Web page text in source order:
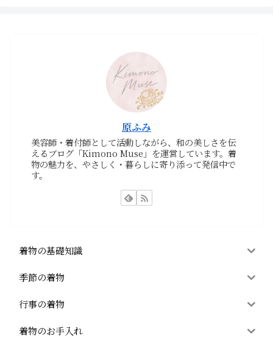
原ふみ
美容師・着付師として活動しながら、和の美しさを伝
えるブログ「Kimono Muse」を運営しています。着
物の魅力を、やさしく・暮らしに寄り添って発信中で
す。
着物の基礎知識
季節の着物
行事の着物
着物のお手入れ